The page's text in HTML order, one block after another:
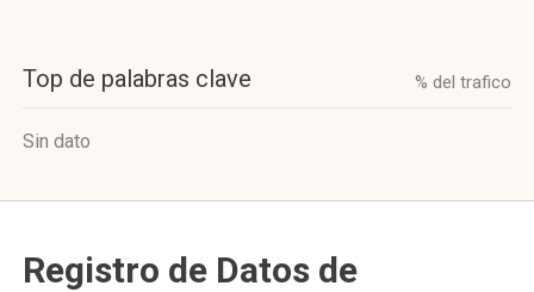
Top de palabras clave % del trafico
Sin dato
Registro de Datos de